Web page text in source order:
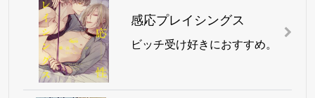
感応プレイシングス
ビッチ受け好きにおすすめ。